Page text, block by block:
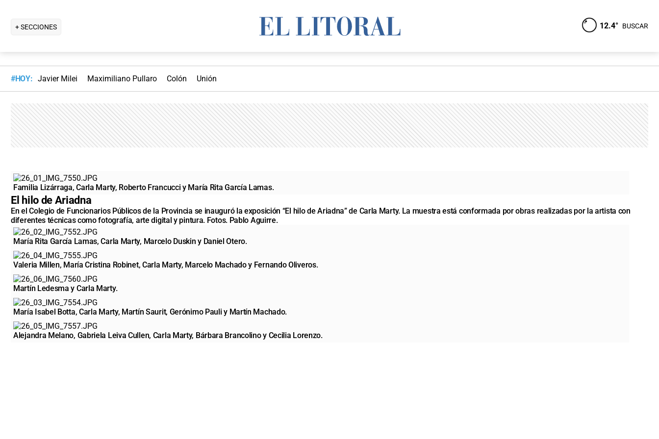
+ SECCIONES 12.4° BUSCAR
#HOY: Javier Milei Maximiliano Pullaro Colón Unión
Familia Lizárraga, Carla Marty, Roberto Francucci y María Rita García Lamas.
El hilo de Ariadna
En el Colegio de Funcionarios Públicos de la Provincia se inauguró la exposición “El hilo de Ariadna” de Carla Marty. La muestra está conformada por obras realizadas por la artista con
diferentes técnicas como fotografía, arte digital y pintura. Fotos. Pablo Aguirre.
María Rita García Lamas, Carla Marty, Marcelo Duskin y Daniel Otero.
Valeria Millen, María Cristina Robinet, Carla Marty, Marcelo Machado y Fernando Oliveros.
Martín Ledesma y Carla Marty.
María Isabel Botta, Carla Marty, Martín Saurit, Gerónimo Pauli y Martín Machado.
Alejandra Melano, Gabriela Leiva Cullen, Carla Marty, Bárbara Brancolino y Cecilia Lorenzo.